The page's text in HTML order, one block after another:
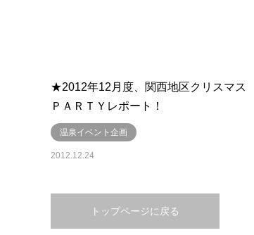
★2012年12月度、関西地区クリスマス
ＰＡＲＴＹレポート！
温泉イベント企画
2012.12.24
トップページに戻る